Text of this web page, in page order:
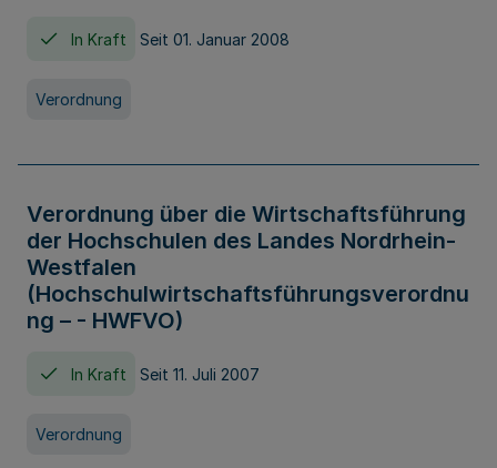
In Kraft Seit 01. Januar 2008
Verordnung
Verordnung über die Wirtschaftsführung
der Hochschulen des Landes Nordrhein-
Westfalen
(Hochschulwirtschaftsführungsverordnu
ng – - HWFVO)
In Kraft Seit 11. Juli 2007
Verordnung